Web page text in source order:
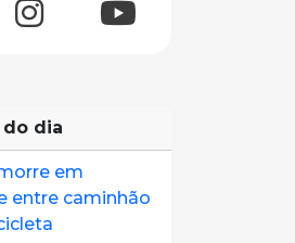
do dia
em
entre caminhão